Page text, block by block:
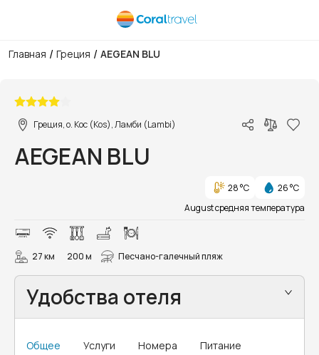
Главная / Греция / AEGEAN BLU
Греция, о. Кос (Kos), Ламби (Lambi)
AEGEAN BLU
28 °C
26 °C
August средняя температура
27 км 200 м Песчано-галечный пляж
Удобства отеля
Общее Услуги Номера Питание